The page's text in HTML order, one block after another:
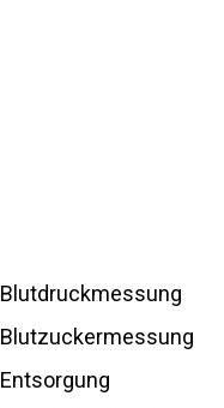
Blutdruckmessung
Blutzuckermessung
Entsorgung